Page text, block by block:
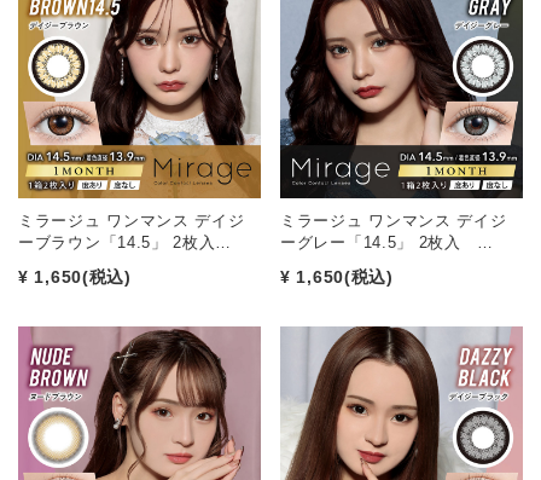
ミラージュ ワンマンス デイジ
ーブラウン「14.5」 2枚入…
¥ 1,650(税込)
ミラージュ ワンマンス デイジ
ーグレー「14.5」 2枚入 …
¥ 1,650(税込)